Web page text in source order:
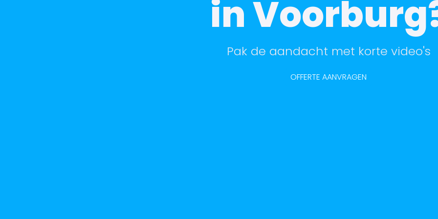
in
Pak de aandacht met korte video's
OFFERTE AANVRAGEN